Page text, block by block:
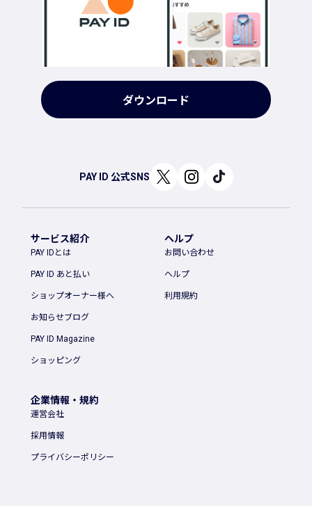
ダウンロード
PAY ID 公式SNS
サービス紹介
PAY IDとは
PAY ID あと払い
ショップオーナー様へ
お知らせブログ
PAY ID Magazine
ショッピング
ヘルプ
お問い合わせ
ヘルプ
利用規約
企業情報・規約
運営会社
採用情報
プライバシーポリシー